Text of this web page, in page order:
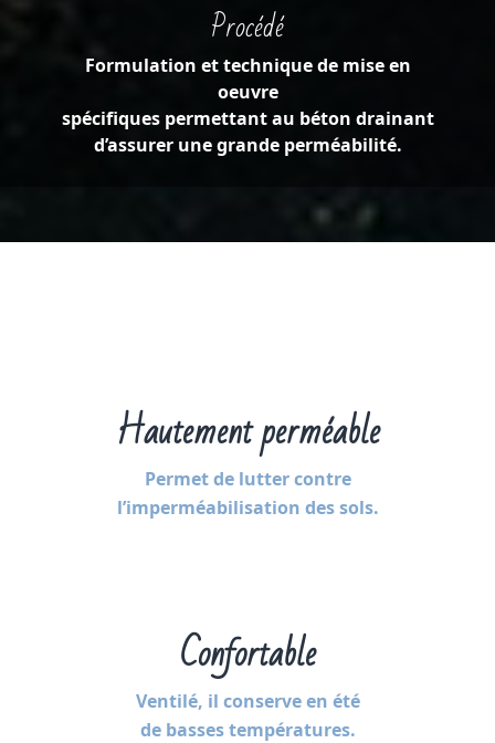
Procédé
Formulation et technique de mise en
oeuvre
spécifiques permettant au béton drainant
d’assurer une grande perméabilité.
Hautement perméable
Permet de lutter contre
l’imperméabilisation des sols.
Confortable
Ventilé, il conserve en été
de basses températures.